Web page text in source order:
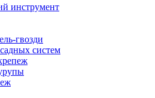
инструмент
гвозди
систем